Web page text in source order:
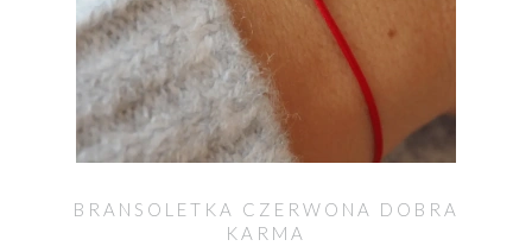
BRANSOLETKA CZERWONA DOBRA
KARMA